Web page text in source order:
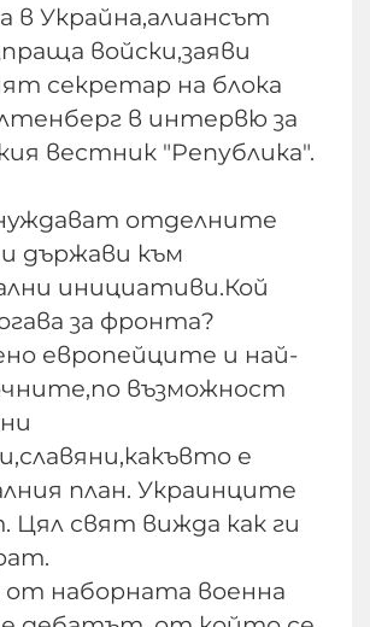
в Украйна,алиансът
войски,заяви
секретар на блока
в интервю за
вестник "Република".
отделните
държави към
инициативи.Кой
за фронта?
европейците и най-
възможност
е
план. Украинците
Цял свят вижда как ги
наборната военна